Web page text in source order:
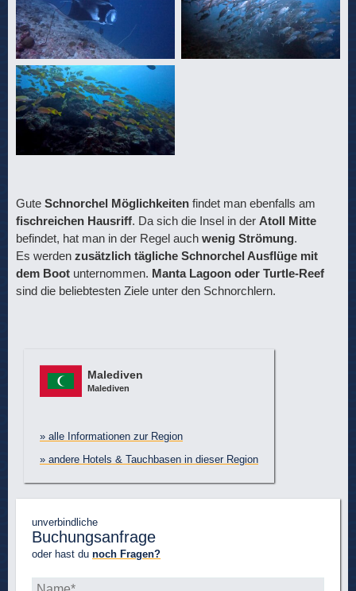
Gute Schnorchel Möglichkeiten findet man ebenfalls am
fischreichen Hausriff. Da sich die Insel in der Atoll Mitte
befindet, hat man in der Regel auch wenig Strömung.
Es werden zusätzlich tägliche Schnorchel Ausflüge mit
dem Boot unternommen. Manta Lagoon oder Turtle-Reef
sind die beliebtesten Ziele unter den Schnorchlern.
Malediven
Malediven
» alle Informationen zur Region
» andere Hotels & Tauchbasen in dieser Region
unverbindliche
Buchungsanfrage
oder hast du noch Fragen?